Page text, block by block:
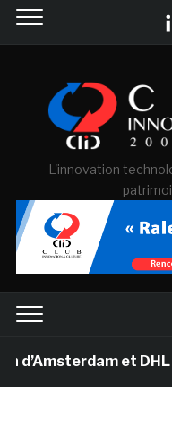
L'innovation
et DHL